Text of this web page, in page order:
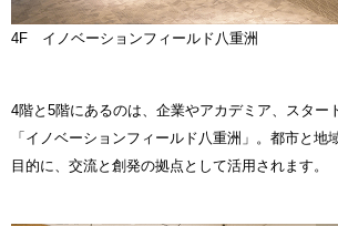
4F イノベーションフィールド八重洲
4階と5階にあるのは、企業やアカデミア、スター
「イノベーションフィールド八重洲」。都市と地
目的に、交流と創発の拠点として活用されます。